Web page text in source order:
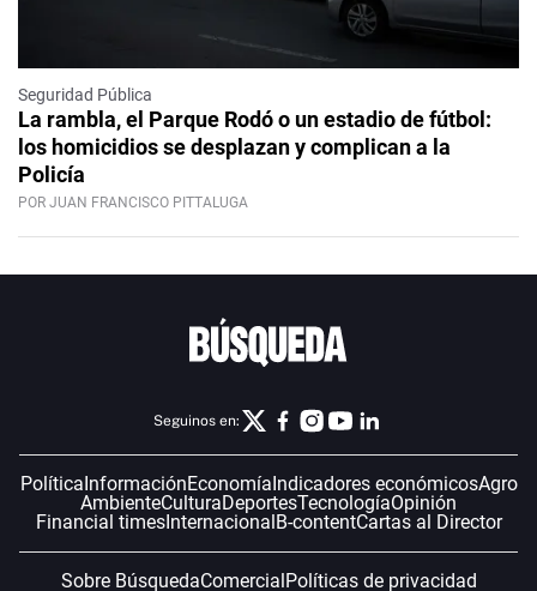
Seguridad Pública
La rambla, el Parque Rodó o un estadio de fútbol:
los homicidios se desplazan y complican a la
Policía
POR JUAN FRANCISCO PITTALUGA
Seguinos en:
PolíticaInformaciónEconomíaIndicadores económicosAgro
AmbienteCulturaDeportesTecnologíaOpinión
Financial timesInternacionalB-contentCartas al Director
Sobre BúsquedaComercialPolíticas de privacidad